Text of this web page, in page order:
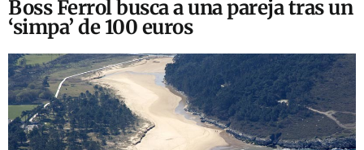
Boss Ferrol busca a una pareja tras un
‘simpa’ de 100 euros